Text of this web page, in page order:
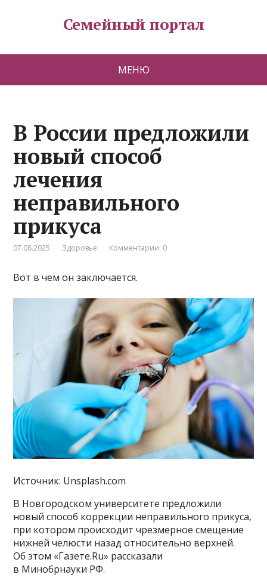
Семейный портал
МЕНЮ
В России предложили
новый способ
лечения
неправильного
прикуса
07.08.2025 Здоровье Комментарии: 0
Вот в чем он заключается.
Источник: Unsplash.com
В Новгородском университете предложили
новый способ коррекции неправильного прикуса,
при котором происходит чрезмерное смещение
нижней челюсти назад относительно верхней.
Об этом «Газете.Ru» рассказали
в Минобрнауки РФ.